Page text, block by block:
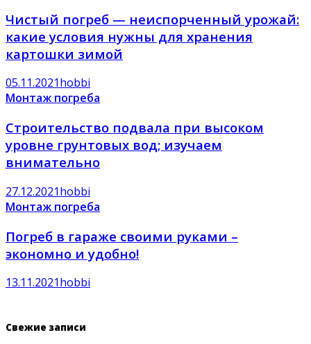
Чистый погреб — неиспорченный урожай:
какие условия нужны для хранения
картошки зимой
05.11.2021hobbi
Монтаж погреба
Строительство подвала при высоком
уровне грунтовых вод; изучаем
внимательно
27.12.2021hobbi
Монтаж погреба
Погреб в гараже своими руками –
экономно и удобно!
13.11.2021hobbi
Свежие записи